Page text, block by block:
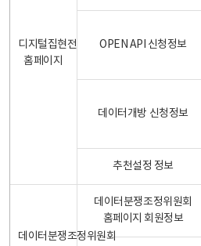
디지털집현전
홈페이지
OPEN API 신청정보
데이터개방 신청정보
추천설정 정보
데이터분쟁조정위원회
데이터분쟁조정위원회
홈페이지 회원정보